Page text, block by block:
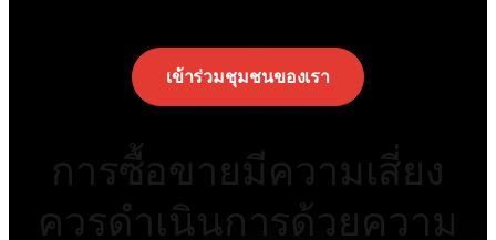
เข้าร่วมชุมชนของเรา
การซื้อขายมีความเสี่ยง
ควรดำเนินการด้วยความ